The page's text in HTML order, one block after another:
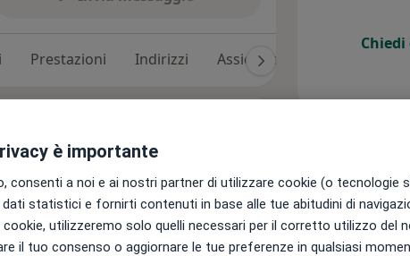
Prestazioni Indirizzi Assicurazioni
Psicologi del Lazio n. 23552)
e sostegno genitoriale
è importante
consenti a noi e ai nostri partner di utilizzare cookie (o tecnologie
statistici e fornirti contenuti in base alle tue abitudini di
utilizzeremo solo quelli necessari per il corretto utilizzo del
il tuo consenso o aggiornare le tue preferenze in qualsiasi